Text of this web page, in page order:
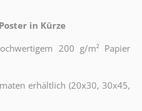
in Kürze
200 g/m² Papier
erhältlich (20x30, 30x45,